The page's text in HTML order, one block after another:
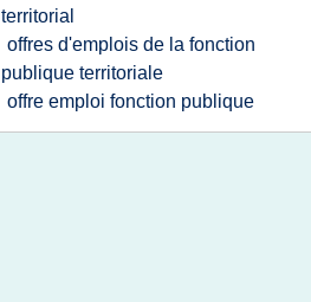
territorial
offres d'emplois de la fonction
publique territoriale
offre emploi fonction publique